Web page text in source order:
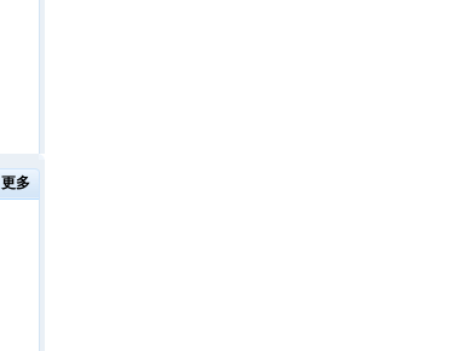
更多